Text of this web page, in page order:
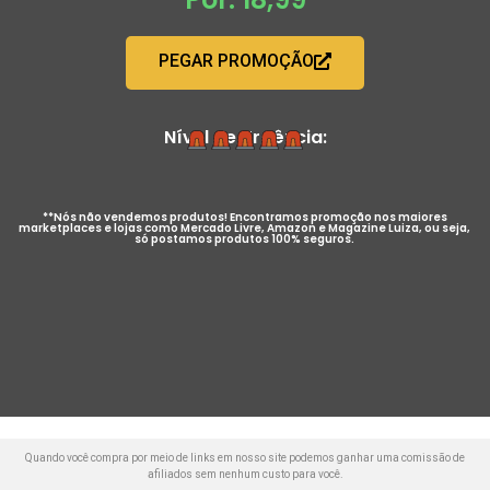
PEGAR PROMOÇÃO
Nível de Urgência:
**Nós não vendemos produtos! Encontramos promoção nos maiores
marketplaces e lojas como Mercado Livre, Amazon e Magazine Luiza, ou seja,
só postamos produtos 100% seguros.
Quando você compra por meio de links em nosso site podemos ganhar uma comissão de
afiliados sem nenhum custo para você.